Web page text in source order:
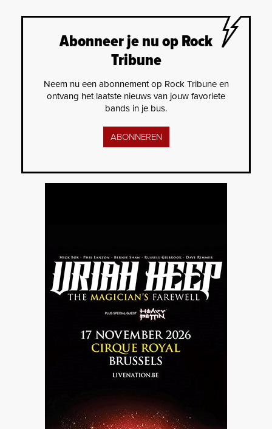
Abonneer je nu op Rock
Tribune
Neem nu een abonnement op Rock Tribune en
ontvang het laatste nieuws van jouw favoriete
bands in je bus.
ABONNEREN